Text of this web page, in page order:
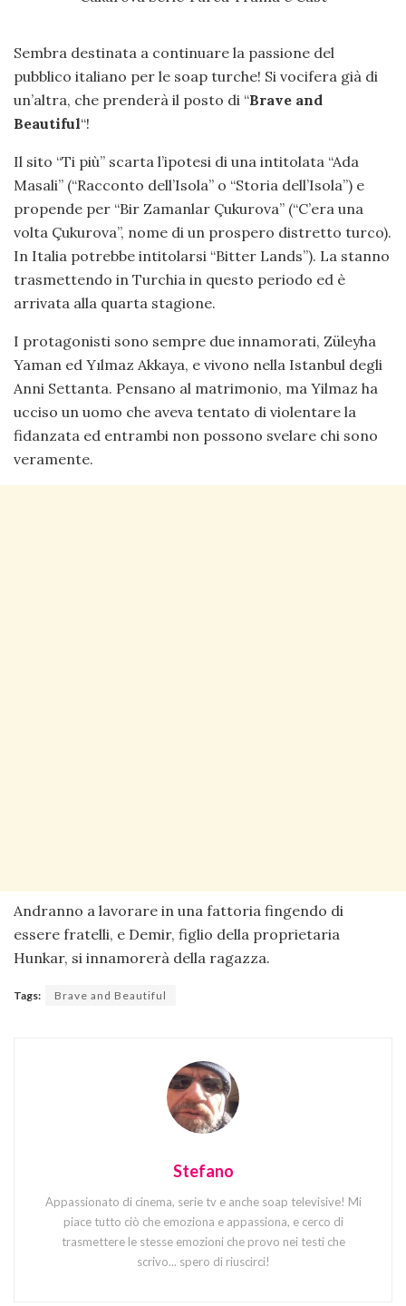
Sembra destinata a continuare la passione del
pubblico italiano per le soap turche! Si vocifera già di
un’altra, che prenderà il posto di “Brave and
Beautiful“!
Il sito “Ti più” scarta l’ipotesi di una intitolata “Ada
Masali” (“Racconto dell’Isola” o “Storia dell’Isola”) e
propende per “Bir Zamanlar Çukurova” (“C’era una
volta Çukurova”, nome di un prospero distretto turco).
In Italia potrebbe intitolarsi “Bitter Lands”). La stanno
trasmettendo in Turchia in questo periodo ed è
arrivata alla quarta stagione.
I protagonisti sono sempre due innamorati, Züleyha
Yaman ed Yılmaz Akkaya, e vivono nella Istanbul degli
Anni Settanta. Pensano al matrimonio, ma Yilmaz ha
ucciso un uomo che aveva tentato di violentare la
fidanzata ed entrambi non possono svelare chi sono
veramente.
Andranno a lavorare in una fattoria fingendo di
essere fratelli, e Demir, figlio della proprietaria
Hunkar, si innamorerà della ragazza.
Tags: Brave and Beautiful
Stefano
Appassionato di cinema, serie tv e anche soap televisive! Mi
piace tutto ciò che emoziona e appassiona, e cerco di
trasmettere le stesse emozioni che provo nei testi che
scrivo... spero di riuscirci!